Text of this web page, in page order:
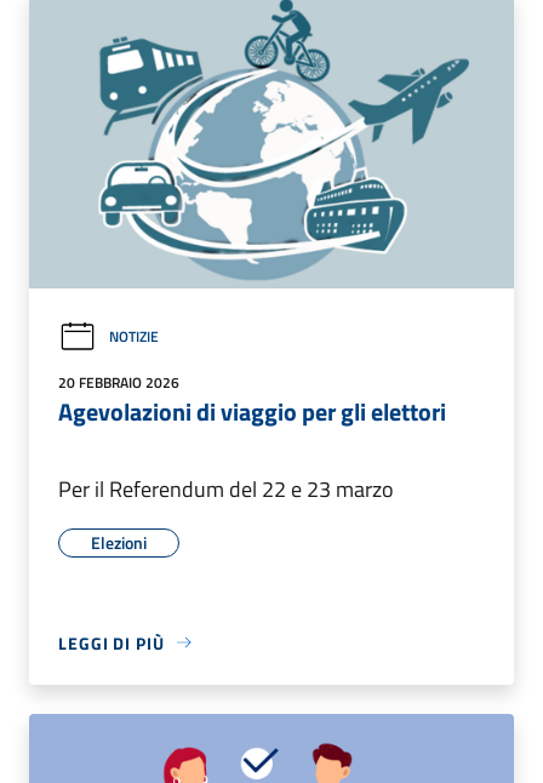
NOTIZIE
20 FEBBRAIO 2026
Agevolazioni di viaggio per gli elettori
Per il Referendum del 22 e 23 marzo
Elezioni
LEGGI DI PIÙ